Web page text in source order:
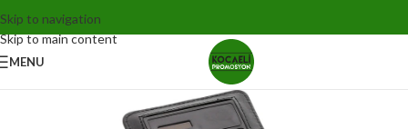
Skip to navigation
Skip to main content
MENU